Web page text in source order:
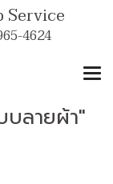
Service
4624
ลายผ้า"